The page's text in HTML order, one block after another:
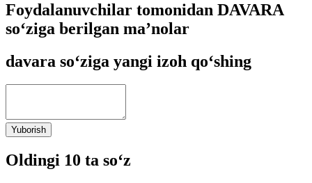
Foydalanuvchilar tomonidan DAVARA
so‘ziga berilgan ma’nolar
davara so‘ziga yangi izoh qo‘shing
Yuborish
Oldingi 10 ta so‘z